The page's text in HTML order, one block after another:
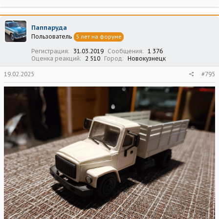
а
к
ц
и
и
Паппаруда
Пользователь 5 лет на форуме
Регистрация 31.03.2019 Сообщения
1 376
Оценка реакций
2 510 Город Новокузнецк
19.02.2025 #795